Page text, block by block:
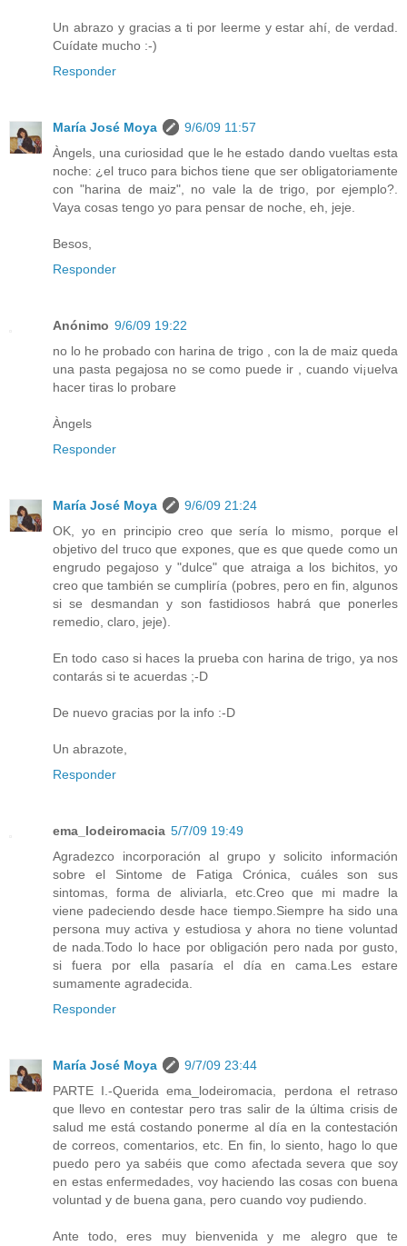
Un abrazo y gracias a ti por leerme y estar ahí, de verdad.
Cuídate mucho :-)
Responder
María José Moya
9/6/09 11:57
Àngels, una curiosidad que le he estado dando vueltas esta
noche: ¿el truco para bichos tiene que ser obligatoriamente
con "harina de maiz", no vale la de trigo, por ejemplo?.
Vaya cosas tengo yo para pensar de noche, eh, jeje.
Besos,
Responder
Anónimo 9/6/09 19:22
no lo he probado con harina de trigo , con la de maiz queda
una pasta pegajosa no se como puede ir , cuando vi¡uelva
hacer tiras lo probare
Àngels
Responder
María José Moya
9/6/09 21:24
OK, yo en principio creo que sería lo mismo, porque el
objetivo del truco que expones, que es que quede como un
engrudo pegajoso y "dulce" que atraiga a los bichitos, yo
creo que también se cumpliría (pobres, pero en fin, algunos
si se desmandan y son fastidiosos habrá que ponerles
remedio, claro, jeje).
En todo caso si haces la prueba con harina de trigo, ya nos
contarás si te acuerdas ;-D
De nuevo gracias por la info :-D
Un abrazote,
Responder
ema_lodeiromacia 5/7/09 19:49
Agradezco incorporación al grupo‏ y solicito información
sobre el Sintome de Fatiga Crónica, cuáles son sus
sintomas, forma de aliviarla, etc.Creo que mi madre la
viene padeciendo desde hace tiempo.Siempre ha sido una
persona muy activa y estudiosa y ahora no tiene voluntad
de nada.Todo lo hace por obligación pero nada por gusto,
si fuera por ella pasaría el día en cama.Les estare
sumamente agradecida.
Responder
María José Moya
9/7/09 23:44
PARTE I.-Querida ema_lodeiromacia, perdona el retraso
que llevo en contestar pero tras salir de la última crisis de
salud me está costando ponerme al día en la contestación
de correos, comentarios, etc. En fin, lo siento, hago lo que
puedo pero ya sabéis que como afectada severa que soy
en estas enfermedades, voy haciendo las cosas con buena
voluntad y de buena gana, pero cuando voy pudiendo.
Ante todo, eres muy bienvenida y me alegro que te